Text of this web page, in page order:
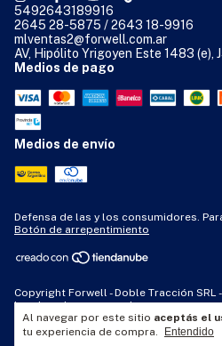
Al navegar por este sitio aceptás el
tu experiencia de compra.
Entendido
5492643189916
2645 28-5875 / 2643 18-9916
mlventas2@forwell.com.ar
AV, Hipólito Yrigoyen Este 1483 (e),
Medios de pago
Medios de envío
Defensa de las y los consumidores.
Botón de arrepentimiento
Copyright Forwell - Doble Tracción SRL
los derechos reservados.